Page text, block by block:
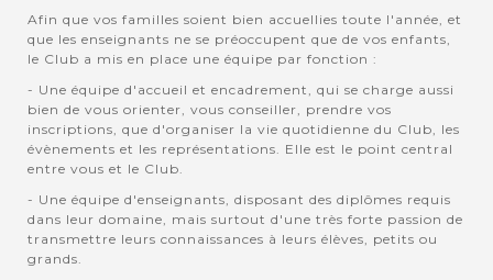
Afin que vos familles soient bien accuellies toute l'année, et
que les enseignants ne se préoccupent que de vos enfants,
le Club a mis en place une équipe par fonction :
- Une équipe d'accueil et encadrement, qui se charge aussi
bien de vous orienter, vous conseiller, prendre vos
inscriptions, que d'organiser la vie quotidienne du Club, les
évènements et les représentations. Elle est le point central
entre vous et le Club.
- Une équipe d'enseignants, disposant des diplômes requis
dans leur domaine, mais surtout d'une très forte passion de
transmettre leurs connaissances à leurs élèves, petits ou
grands.